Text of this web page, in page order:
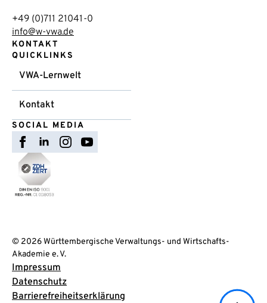
+49 (0)711 21041-0
info@w-vwa.de
KONTAKT
QUICKLINKS
VWA-Lernwelt
Kontakt
SOCIAL MEDIA
© 2026 Württembergische Verwaltungs- und Wirtschafts-
Akademie e. V.
Impressum
Datenschutz
Barrierefreiheitserklärung